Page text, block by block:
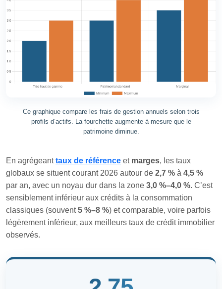
Ce graphique compare les frais de gestion annuels selon trois
profils d’actifs. La fourchette augmente à mesure que le
patrimoine diminue.
En agrégeanttaux de référence et marges, les taux
globaux se situent courant 2026 autour de 2,7 % à 4,5 %
par an, avec un noyau dur dans la zone 3,0 %–4,0 %. C’est
sensiblement inférieur aux crédits à la consommation
classiques (souvent5 %–8 %) et comparable, voire parfois
légèrement inférieur, aux meilleurs taux de crédit immobilier
observés.